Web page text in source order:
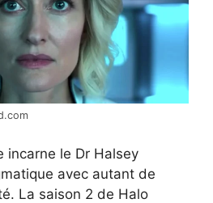
incarne le Dr Halsey
avec autant de
La saison 2 de Halo